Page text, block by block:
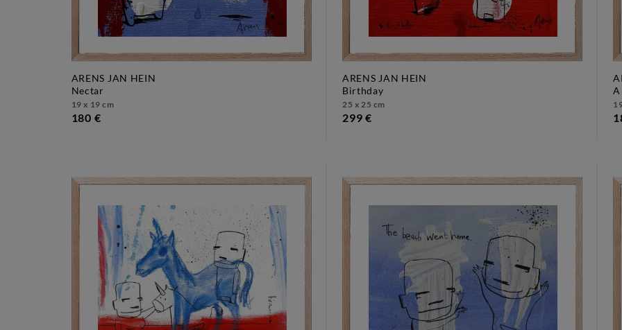
ARENS JAN HEIN
nectar
19 x 19 cm
180 €
ARENS JAN HEIN
birthday
25 x 25 cm
299 €